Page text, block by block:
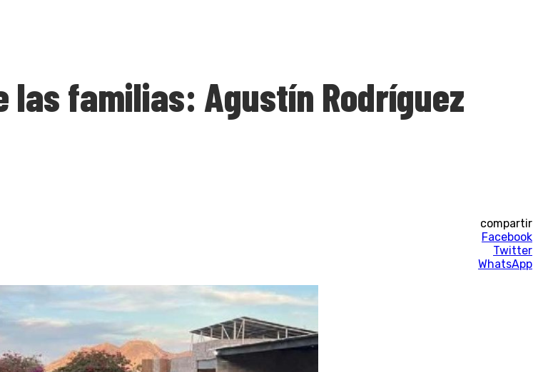
las familias: Agustín Rodríguez
compartir
Facebook
Twitter
WhatsApp